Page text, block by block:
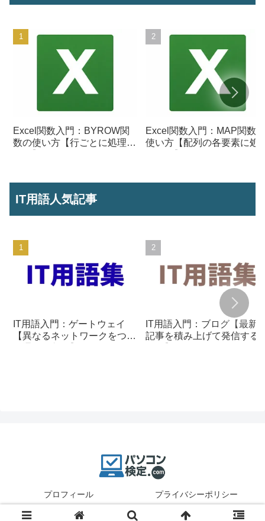
Excel関数入門：BYROW関
数の使い方【行ごとに処理を
Excel関数入門：MAP関数の
使い方【配列の各要素に処
IT用語人気記事
IT用語入門：ゲートウェイ
【異なるネットワークをつな
IT用語入門：ブログ【最新
記事を積み上げて発信する
プロフィール プライバシーポリシー
© 2025 パソコン検定.